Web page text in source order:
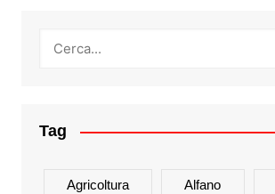
Tag
Agricoltura Alfano